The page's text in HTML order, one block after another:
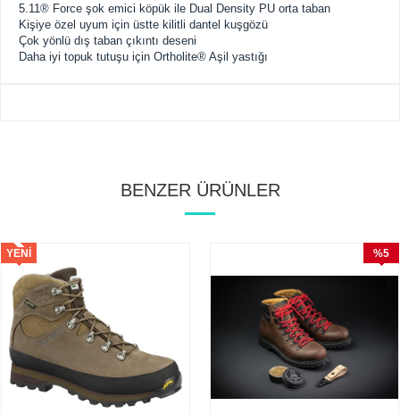
5.11® Force şok emici köpük ile Dual Density PU orta taban
Kişiye özel uyum için üstte kilitli dantel kuşgözü
Çok yönlü dış taban çıkıntı deseni
Daha iyi topuk tutuşu için Ortholite® Aşil yastığı
BENZER ÜRÜNLER
YENI
ÜRÜN
%5
İndirim